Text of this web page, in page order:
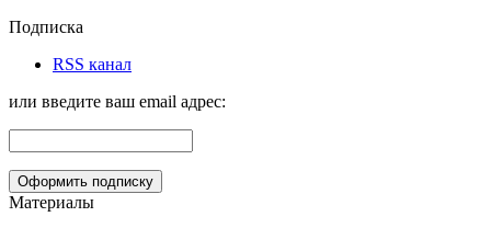
Подписка
RSS канал
или введите ваш email адрес:
Материалы